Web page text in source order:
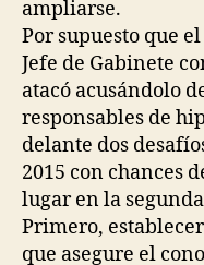
ampliarse.
Por supuesto que
Jefe de Gabinete
atacó acusándolo
responsables de
delante dos
2015 con chances
lugar en la
Primero,
que asegure el